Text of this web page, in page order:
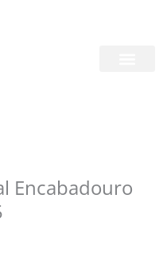
Encabadouro